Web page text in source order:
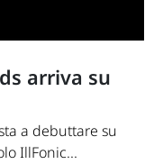
arriva su
a debuttare su
IllFonic...